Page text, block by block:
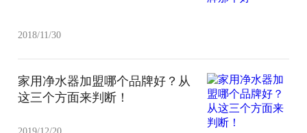
2018/11/30
家用净水器加盟哪个品牌好？从
这三个方面来判断！